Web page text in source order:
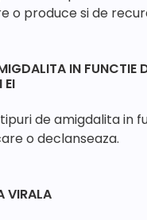
o produce si de
IN FUNCTIE
EI
de amigdalita in
o declanseaza.
VIRALA